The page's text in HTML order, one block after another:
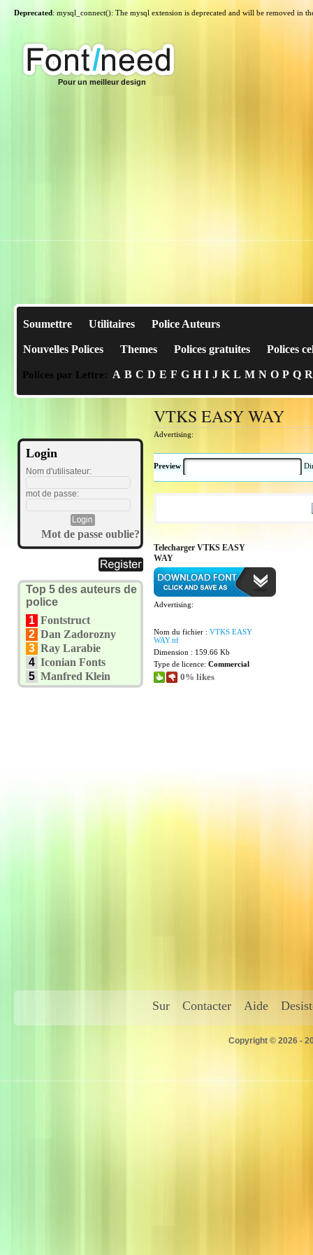
Deprecated: mysql_connect(): The mysql extension is deprecated and will be removed in
Pour un meilleur design
Soumettre Utilitaires Police Auteurs
Nouvelles Polices Themes Polices gratuites Polices
Polices par Lettre: A B C D E F G H I J K L M N O P Q R
Login
Nom d'utilisateur:
mot de passe:
Mot de passe oublie?
Top 5 des auteurs de
police
1 Fontstruct
2 Dan Zadorozny
3 Ray Larabie
4 Iconian Fonts
5 Manfred Klein
VTKS EASY WAY
Advertising:
Preview
Telecharger VTKS EASY
WAY
Advertising:
Nom du fichier : VTKS EASY
WAY.ttf
Dimension : 159.66 Kb
Type de licence: Commercial
0% likes
Sur Contacter Aide
Copyright © 2026 -